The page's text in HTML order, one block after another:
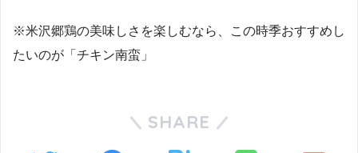
※米沢郷鶏の美味しさを楽しむなら、この時季おすすめし
たいのが「チキン南蛮」
SHARE